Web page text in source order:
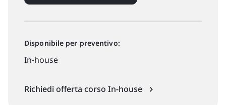
Disponibile per preventivo:
In-house
Richiedi offerta corso In-house